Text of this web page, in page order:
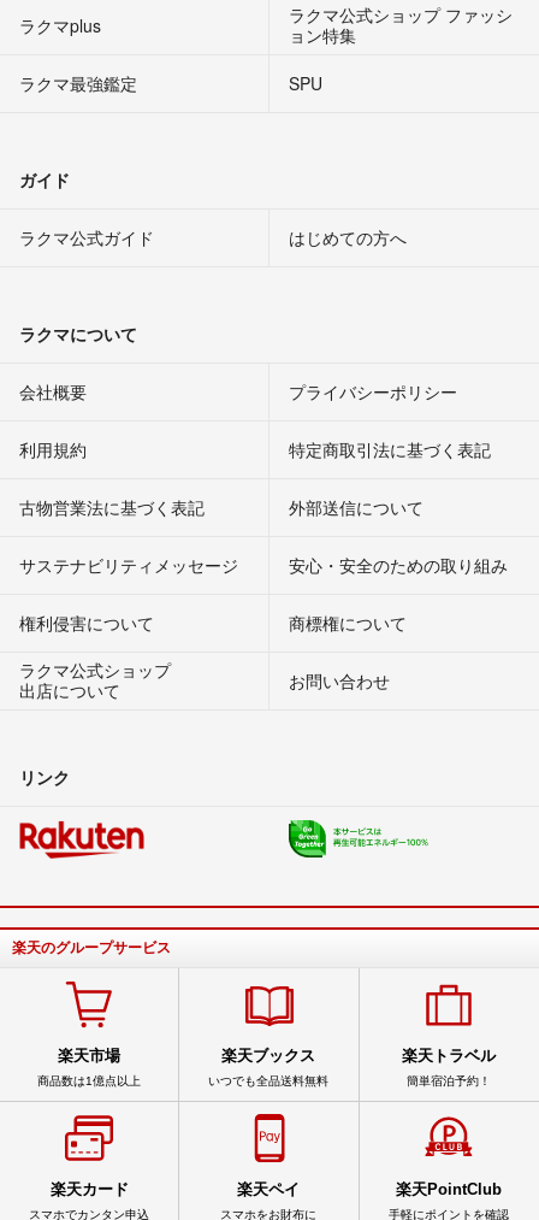
ラクマplus
ラクマ公式ショップ ファッシ
ョン特集
ラクマ最強鑑定
SPU
ガイド
ラクマ公式ガイド はじめての方へ
ラクマについて
会社概要 プライバシーポリシー
利用規約 特定商取引法に基づく表記
古物営業法に基づく表記 外部送信について
サステナビリティメッセージ 安心・安全のための取り組み
権利侵害について
商標権について
ラクマ公式ショップ
出店について
お問い合わせ
リンク
楽天のグループサービス
楽天市場
商品数は1億点以上
楽天ブックス
いつでも全品送料無料
楽天トラベル
簡単宿泊予約！
楽天カード
スマホでカンタン申込
楽天ペイ
スマホをお財布に
楽天PointClub
手軽にポイントを確認